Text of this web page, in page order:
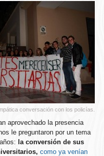
conversación con los policías.
aprovechado la presencia
le preguntaron por un tema
la conversión de sus
como ya venían